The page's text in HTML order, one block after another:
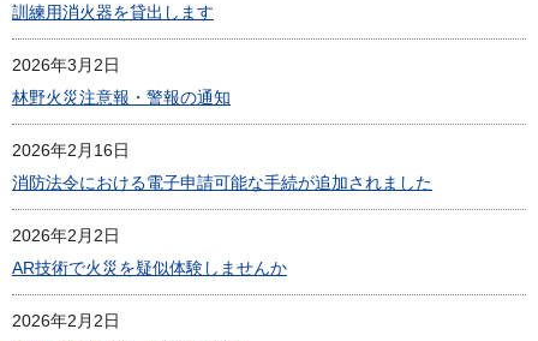
訓練用消火器を貸出します
2026年3月2日
林野火災注意報・警報の通知
2026年2月16日
消防法令における電子申請可能な手続が追加されました
2026年2月2日
AR技術で火災を疑似体験しませんか
2026年2月2日